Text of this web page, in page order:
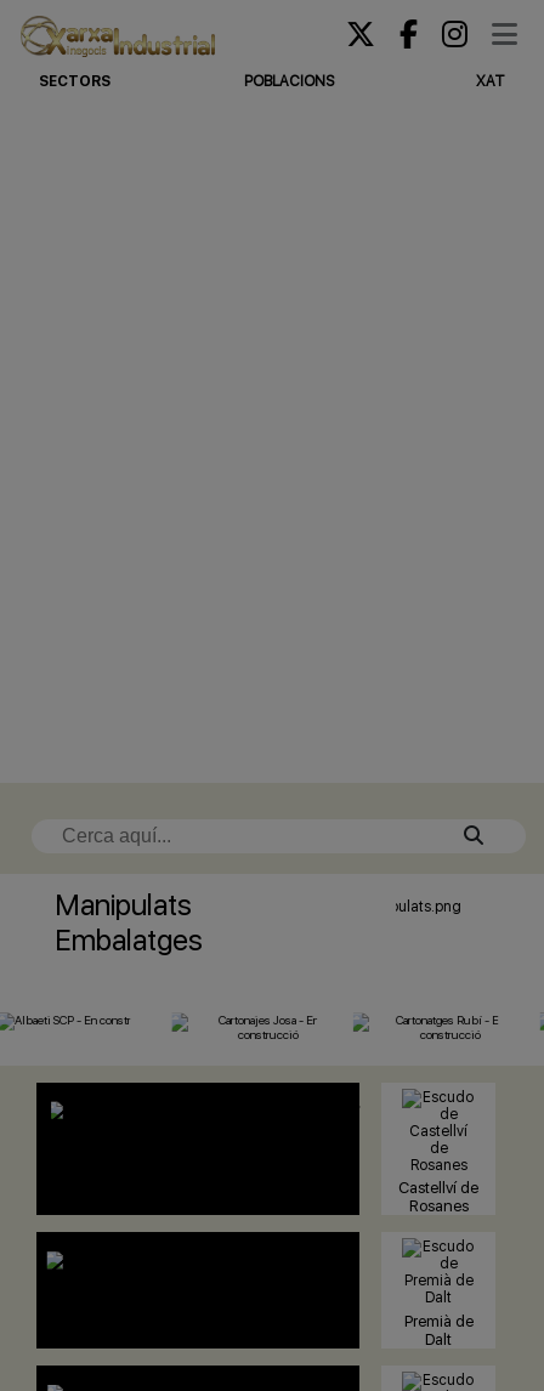
SECTORS POBLACIONS XAT
Manipulats
Embalatges
Castellví de
Rosanes
Premià de
Dalt